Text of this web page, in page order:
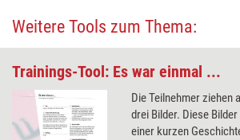
Weitere Tools zum Thema:
Trainings-Tool: Es war einmal ...
Die Teilnehmer ziehen
drei Bilder. Diese
einer kurzen